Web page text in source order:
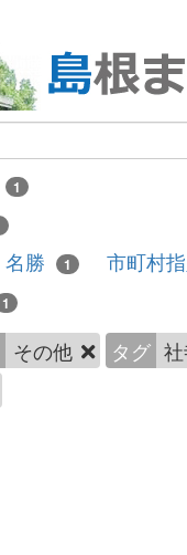
1
名勝 1
市町村
1
その他 タグ